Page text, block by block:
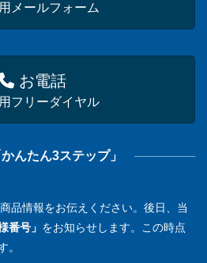
メールフォーム
お電話
フリーダイヤル
んたん3ステップ」
品情報をお伝えください。後日、当
番号」 をお知らせします。この時点
。